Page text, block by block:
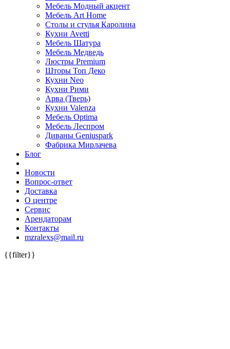
Мебель Модный акцент
Мебель Art Home
Столы и стулья Каролина
Кухни Avetti
Мебель Шатура
Мебель Медведь
Люстры Premium
Шторы Топ Деко
Кухни Neo
Кухни Рими
Арва (Тверь)
Кухни Valenza
Мебель Optima
Мебель Леспром
Диваны Geniuspark
Фабрика Мирлачева
Блог
Новости
Вопрос-ответ
Доставка
О центре
Сервис
Арендаторам
Контакты
mzralexs@mail.ru
{{filter}}